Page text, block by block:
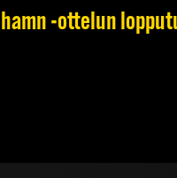
-ottelun